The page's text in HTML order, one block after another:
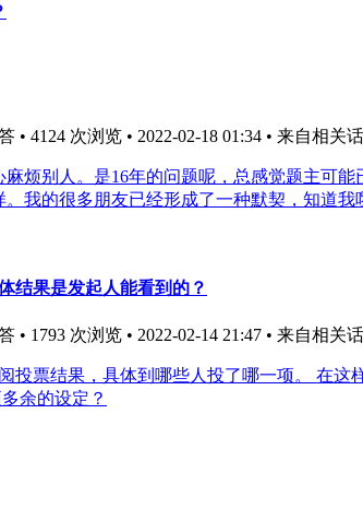
• 4124 次浏览 • 2022-02-18 01:34 • 来自相关
烦别人。是16年的问题呢，总感觉题主可
我的很多朋友已经形成了一种默契，知道我
结果是发起人能看到的？
• 1793 次浏览 • 2022-02-14 21:47 • 来自相关
投票结果，具体到哪些人投了哪一项。 在
余的设定？